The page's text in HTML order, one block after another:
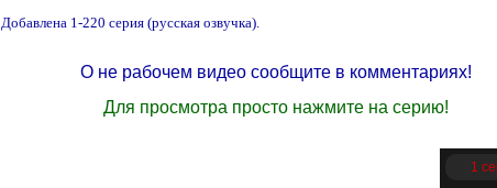
Добавлена 1-220 серия (русская озвучка).
О не рабочем видео сообщите в комментариях!
Для просмотра просто нажмите на серию!
1